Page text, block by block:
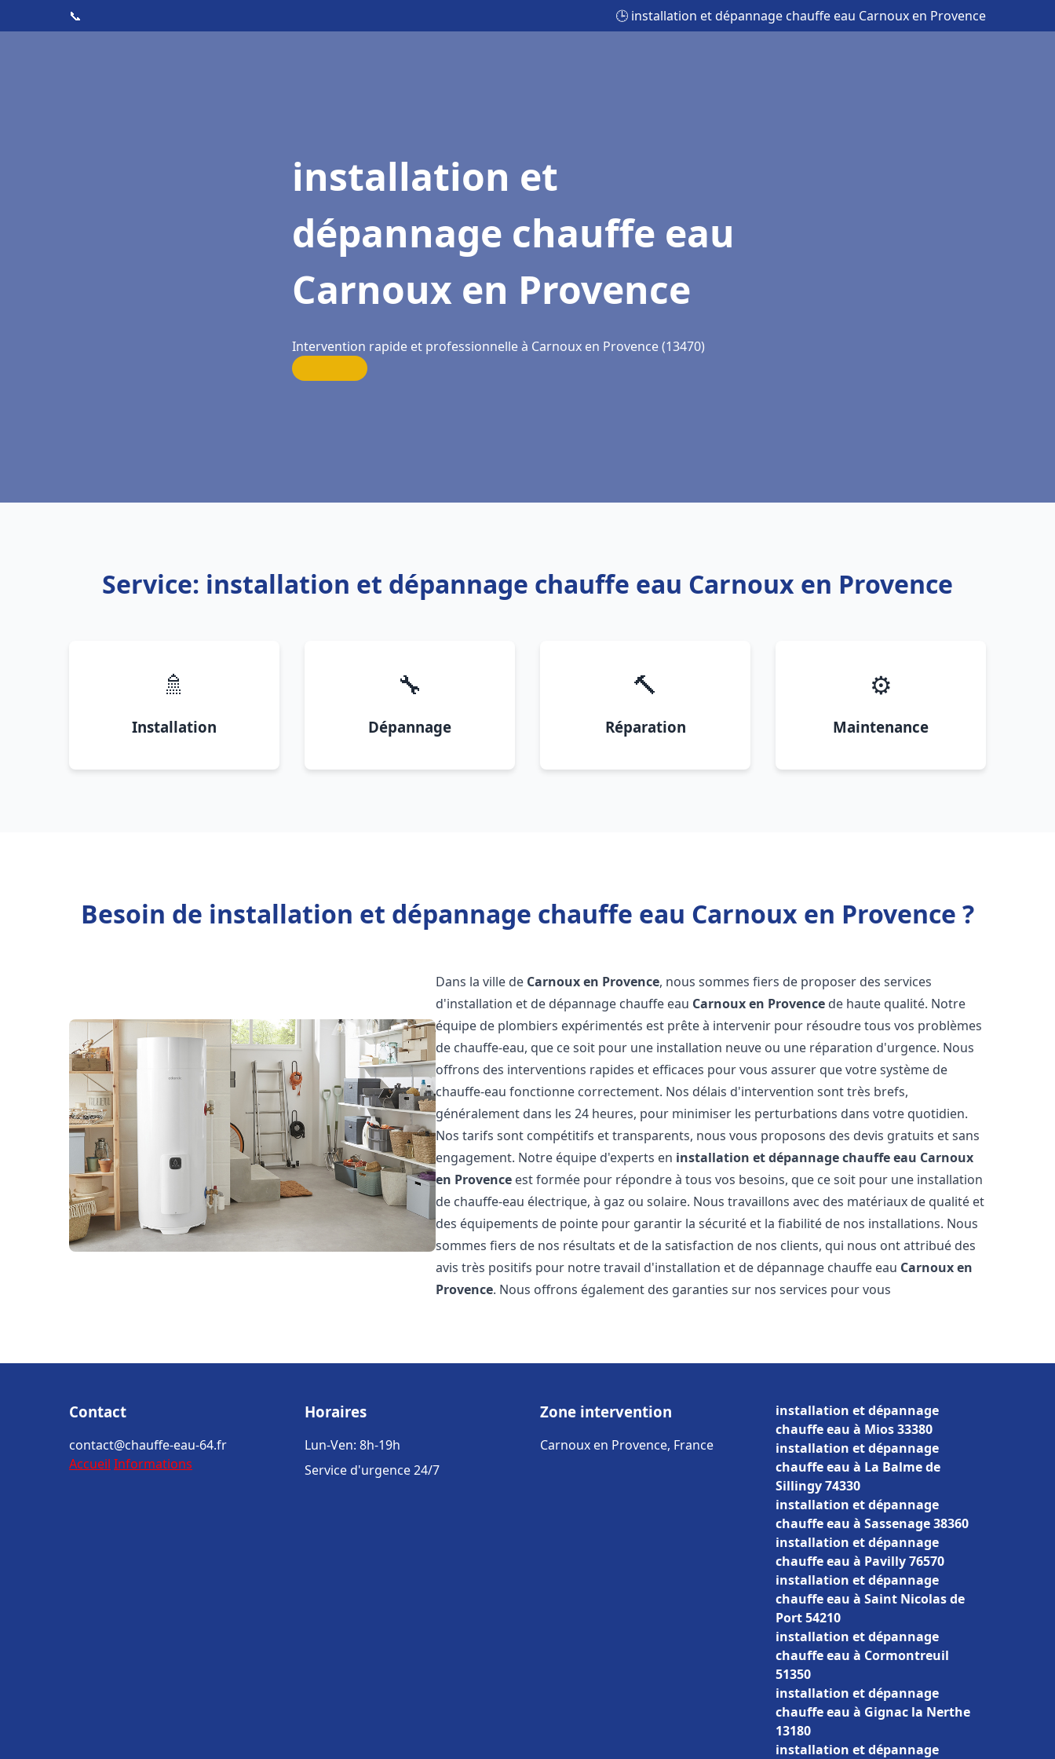
📞 🕒 installation et dépannage chauffe eau Carnoux en Provence
installation et
dépannage chauffe eau
Carnoux en Provence
Intervention rapide et professionnelle à Carnoux en Provence (13470)
Service: installation et dépannage chauffe eau Carnoux en Provence
🚿
Installation
🔧
Dépannage
🔨
Réparation
⚙️
Maintenance
Besoin de installation et dépannage chauffe eau Carnoux en Provence ?
Dans la ville de Carnoux en Provence, nous sommes fiers de proposer des services
d'installation et de dépannage chauffe eau Carnoux en Provence de haute qualité. Notre
équipe de plombiers expérimentés est prête à intervenir pour résoudre tous vos problèmes
de chauffe-eau, que ce soit pour une installation neuve ou une réparation d'urgence. Nous
offrons des interventions rapides et efficaces pour vous assurer que votre système de
chauffe-eau fonctionne correctement. Nos délais d'intervention sont très brefs,
généralement dans les 24 heures, pour minimiser les perturbations dans votre quotidien.
Nos tarifs sont compétitifs et transparents, nous vous proposons des devis gratuits et sans
engagement. Notre équipe d'experts en installation et dépannage chauffe eau Carnoux
en Provence est formée pour répondre à tous vos besoins, que ce soit pour une installation
de chauffe-eau électrique, à gaz ou solaire. Nous travaillons avec des matériaux de qualité et
des équipements de pointe pour garantir la sécurité et la fiabilité de nos installations. Nous
sommes fiers de nos résultats et de la satisfaction de nos clients, qui nous ont attribué des
avis très positifs pour notre travail d'installation et de dépannage chauffe eau Carnoux en
Provence. Nous offrons également des garanties sur nos services pour vous
Contact
contact@chauffe-eau-64.fr
Accueil Informations
Horaires
Lun-Ven: 8h-19h
Service d'urgence 24/7
Zone intervention
Carnoux en Provence, France
installation et dépannage
chauffe eau à Mios 33380
installation et dépannage
chauffe eau à La Balme de
Sillingy 74330
installation et dépannage
chauffe eau à Sassenage 38360
installation et dépannage
chauffe eau à Pavilly 76570
installation et dépannage
chauffe eau à Saint Nicolas de
Port 54210
installation et dépannage
chauffe eau à Cormontreuil
51350
installation et dépannage
chauffe eau à Gignac la Nerthe
13180
installation et dépannage